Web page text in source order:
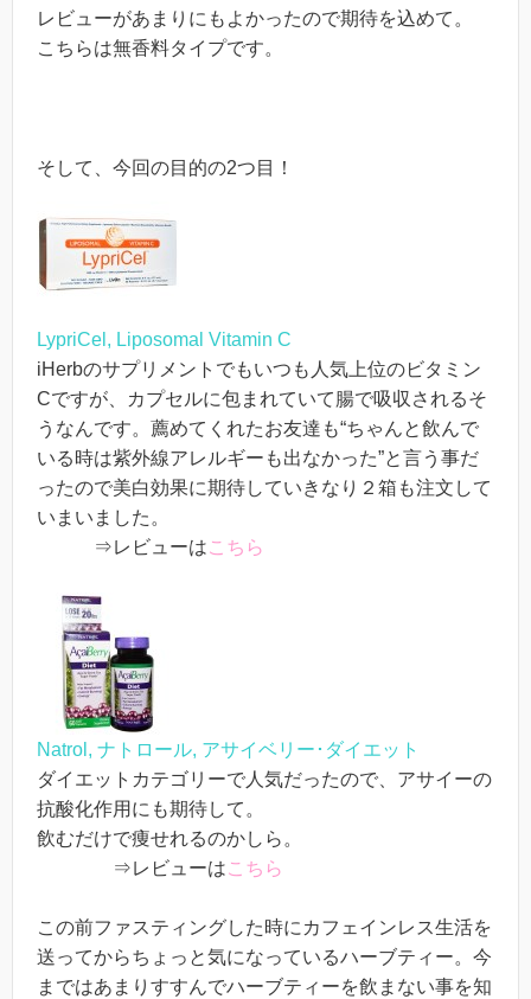
レビューがあまりにもよかったので期待を込めて。
こちらは無香料タイプです。
そして、今回の目的の2つ目！
LypriCel, Liposomal Vitamin C
iHerbのサプリメントでもいつも人気上位のビタミン
Cですが、カプセルに包まれていて腸で吸収されるそ
うなんです。薦めてくれたお友達も“ちゃんと飲んで
いる時は紫外線アレルギーも出なかった”と言う事だ
ったので美白効果に期待していきなり２箱も注文して
いまいました。
⇒レビューはこちら
Natrol, ナトロール, アサイベリー･ダイエット
ダイエットカテゴリーで人気だったので、アサイーの
抗酸化作用にも期待して。
飲むだけで痩せれるのかしら。
⇒レビューはこちら
この前ファスティングした時にカフェインレス生活を
送ってからちょっと気になっているハーブティー。今
まではあまりすすんでハーブティーを飲まない事を知